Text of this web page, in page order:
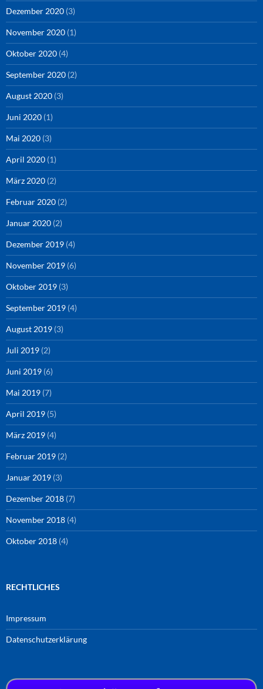
Dezember 2020 (3)
November 2020 (1)
Oktober 2020 (4)
September 2020 (2)
August 2020 (3)
Juni 2020 (1)
Mai 2020 (3)
April 2020 (1)
März 2020 (2)
Februar 2020 (2)
Januar 2020 (2)
Dezember 2019 (4)
November 2019 (6)
Oktober 2019 (3)
September 2019 (4)
August 2019 (3)
Juli 2019 (2)
Juni 2019 (6)
Mai 2019 (7)
April 2019 (5)
März 2019 (4)
Februar 2019 (2)
Januar 2019 (3)
Dezember 2018 (7)
November 2018 (4)
Oktober 2018 (4)
RECHTLICHES
Impressum
Datenschutzerklärung